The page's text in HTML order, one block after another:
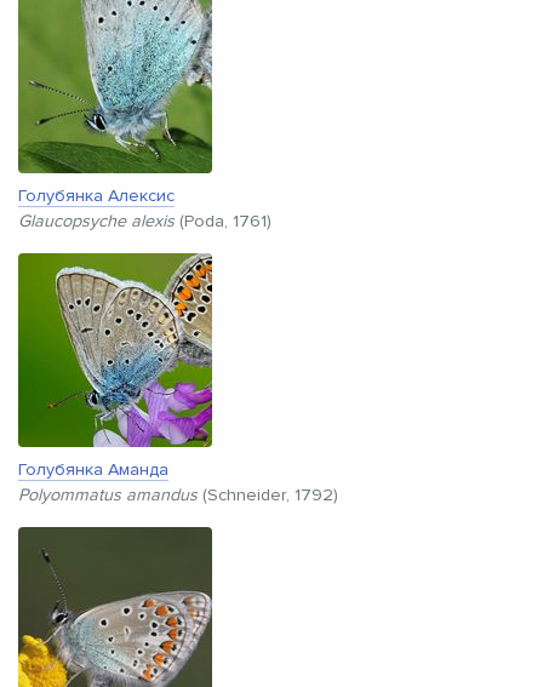
Голубянка Алексис
Glaucopsyche alexis (Poda, 1761)
Голубянка Аманда
Polyommatus amandus (Schneider, 1792)